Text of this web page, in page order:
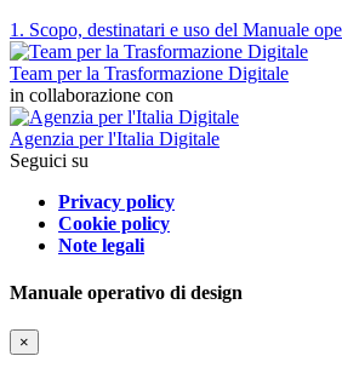
1. Scopo, destinatari e uso del Manuale
Team per la Trasformazione Digitale
in collaborazione con
Agenzia per l'Italia Digitale
Seguici su
Privacy policy
Cookie policy
Note legali
Manuale operativo di design
×